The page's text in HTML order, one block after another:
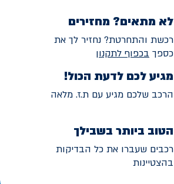
לא מתאים? מחזירים
רכשת והתחרטת? נחזיר לך את
כספך בכפוף לתקנון
מגיע לכם לדעת הכול!
הרכב שלכם מגיע עם ת.ז. מלאה
הטוב ביותר בשבילך
רכבים שעברו את כל הבדיקות
בהצטיינות